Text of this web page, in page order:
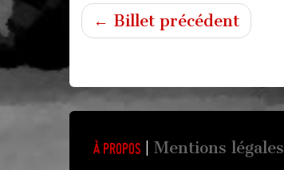
← Billet précédent
À propos Mentions légales